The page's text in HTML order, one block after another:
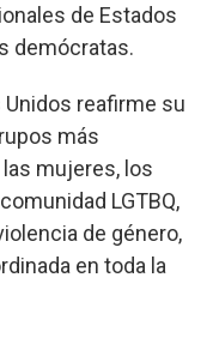
de Estados
demócratas.
reafirme su
más
mujeres, los
LGTBQ,
de género,
en toda la